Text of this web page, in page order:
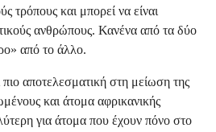
τρόπους και μπορεί να είναι
ανθρώπους. Κανένα από τα δύο
από το άλλο.
πιο αποτελεσματική στη μείωση της
και άτομα αφρικανικής
για άτομα που έχουν πόνο στο